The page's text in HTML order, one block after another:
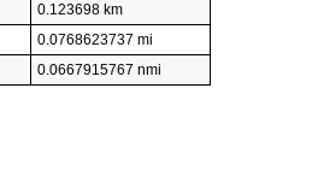
0.123698 km
0.0768623737 mi
0.0667915767 nmi